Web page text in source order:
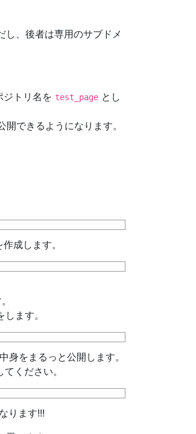
し、後者は専用のサブドメ
ジトリ名を test_page とし
できるようになります。
成します。
ます。
身をまるっと公開します。
ください。
ります!!!